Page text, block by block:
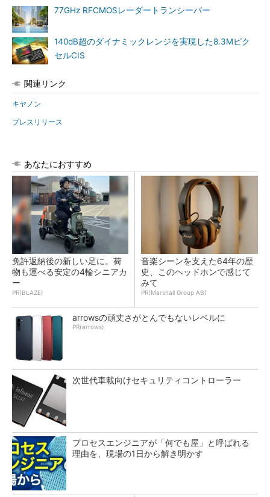
77GHz RFCMOSレーダートランシーバー
140dB超のダイナミックレンジを実現した8.3Mピク
セルCIS
関連リンク
キヤノン
プレスリリース
あなたにおすすめ
免許返納後の新しい足に。荷
物も運べる安定の4輪シニアカ
ー
PR(BLAZE)
音楽シーンを支えた64年の歴
史、このヘッドホンで感じて
みて
PR(Marshall Group AB)
arrowsの頑丈さがとんでもないレベルに
PR(arrows)
次世代車載向けセキュリティコントローラー
プロセスエンジニアが「何でも屋」と呼ばれる
理由を、現場の1日から解き明かす